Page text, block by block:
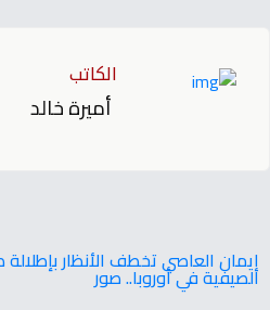
الكاتب
أميرة خالد
إيمان العاصي تخطف الأنظار
الصيفية في أوروبا.. صور